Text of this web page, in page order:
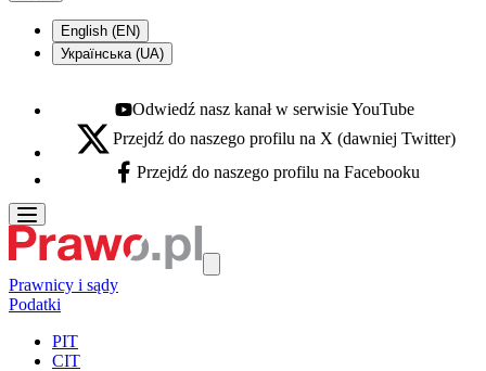
English (EN)
Українська (UA)
Youtube - otwiera się w nowej karcie
Odwiedź nasz kanał w serwisie YouTube
X - otwiera się w nowej karcie
Przejdź do naszego profilu na X (dawniej Twitter)
Facebook - otwiera się w nowej karcie
Przejdź do naszego profilu na Facebooku
Prawnicy i sądy
Podatki
PIT
CIT